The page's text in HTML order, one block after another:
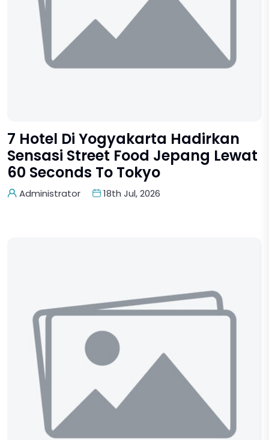
7 Hotel Di Yogyakarta Hadirkan
Sensasi Street Food Jepang Lewat
60 Seconds To Tokyo
Administrator 18th Jul, 2026